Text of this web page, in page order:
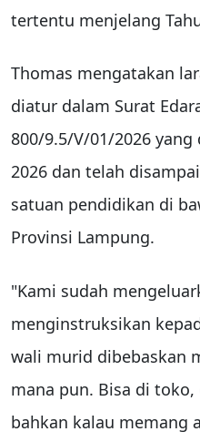
tertentu menjelang
Thomas mengatakan
diatur dalam Surat
800/9.5/V/01/2026
2026 dan telah
satuan pendidikan di
Provinsi Lampung.
"Kami sudah
menginstruksikan
wali murid dibebaskan
mana pun. Bisa di
bahkan kalau memang